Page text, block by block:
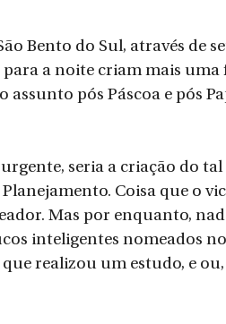
Bento do Sul, através de
a noite criam mais uma
assunto pós Páscoa e pós
seria a criação do
Coisa que o
Mas por enquanto,
inteligentes nomeados
realizou um estudo, e